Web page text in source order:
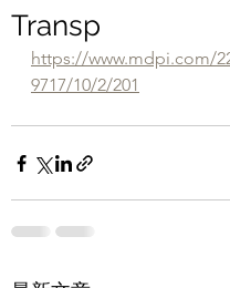
Transp
https://www.mdpi.com/
9717/10/2/201